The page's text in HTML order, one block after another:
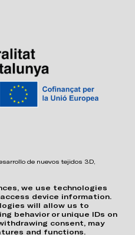
we use technologies
device information.
will allow us to
behavior or unique IDs on
consent, may
and functions.
de nuevos tejidos 3D,